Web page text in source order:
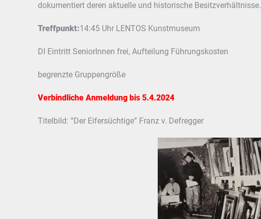
dokumentiert deren aktuelle und historische Besitzverhältnisse.
Treffpunkt:14:45 Uhr LENTOS Kunstmuseum
DI Eintritt SeniorInnen frei, Aufteilung Führungskosten
begrenzte Gruppengröße
Verbindliche Anmeldung bis 5.4.2024
Titelbild: “Der Eifersüchtige” Franz v. Defregger